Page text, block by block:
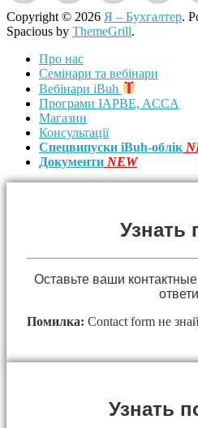
Copyright © 2026 Я – Бухгалтер.
Spacious by ThemeGrill.
Про нас
Семінари та вебінари
Вебінари iBuh
Програми IAPBE, ACCA
Магазин
Консультації
Спецвипуски iBuh-облік
Документи NEW
Узнать
Оставьте ваши
Помилка: Contact form не
Узнать